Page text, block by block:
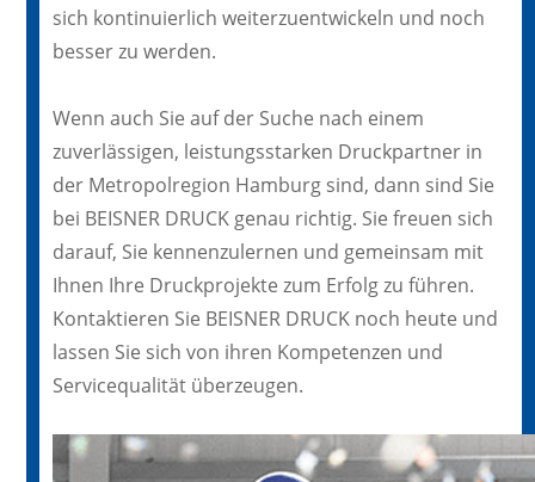
sich kontinuierlich weiterzuentwickeln und noch
besser zu werden.
Wenn auch Sie auf der Suche nach einem
zuverlässigen, leistungsstarken Druckpartner in
der Metropolregion Hamburg sind, dann sind Sie
bei BEISNER DRUCK genau richtig. Sie freuen sich
darauf, Sie kennenzulernen und gemeinsam mit
Ihnen Ihre Druckprojekte zum Erfolg zu führen.
Kontaktieren Sie BEISNER DRUCK noch heute und
lassen Sie sich von ihren Kompetenzen und
Servicequalität überzeugen.